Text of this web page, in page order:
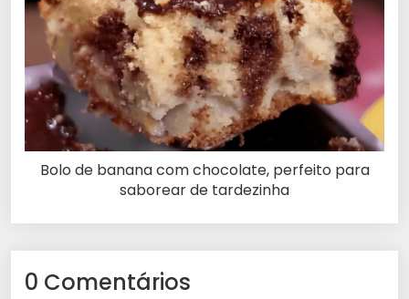
Bolo de banana com chocolate, perfeito para
saborear de tardezinha
0 Comentários